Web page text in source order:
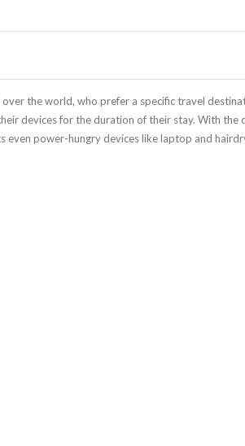
the world, who prefer a specific travel
devices for the duration of their stay. With
even power-hungry devices like laptop and